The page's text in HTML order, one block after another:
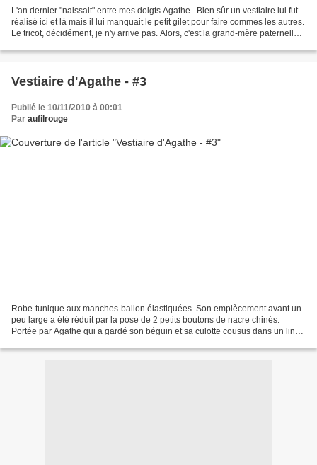
L'an dernier "naissait" entre mes doigts Agathe . Bien sûr un vestiaire lui fut
réalisé ici et là mais il lui manquait le petit gilet pour faire commes les autres.
Le tricot, décidément, je n'y arrive pas. Alors, c'est la grand-mère paternelle
Vestiaire d'Agathe - #3
Publié le 10/11/2010 à 00:01
Par aufilrouge
Robe-tunique aux manches-ballon élastiquées. Son empiècement avant un
peu large a été réduit par la pose de 2 petits boutons de nacre chinés.
Portée par Agathe qui a gardé son béguin et sa culotte cousus dans un lin